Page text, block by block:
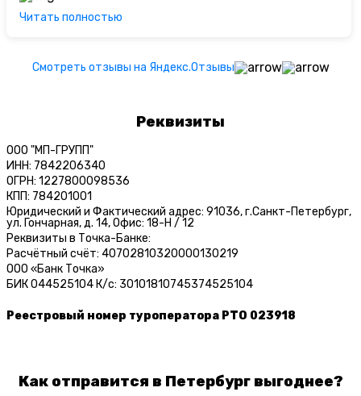
Читать полностью
Смотреть отзывы на Яндекс.Отзывы
Реквизиты
ООО "МП-ГРУПП"
ИНН: 7842206340
ОГРН: 1227800098536
КПП: 784201001
Юридический и Фактический адрес: 91036, г.Санкт-Петербург,
ул. Гончарная, д. 14, Офис: 18-Н / 12
Реквизиты в Точка-Банке:
Расчётный счёт: 40702810320000130219
ООО «Банк Точка»
БИК 044525104 К/c: 30101810745374525104
Реестровый номер туроператора РТО 023918
Как отправится в Петербург выгоднее?